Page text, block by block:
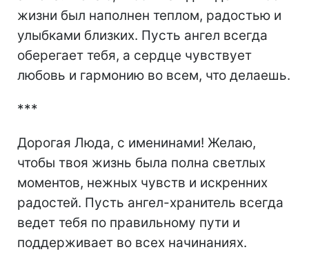
жизни был наполнен теплом, радостью и
улыбками близких. Пусть ангел всегда
оберегает тебя, а сердце чувствует
любовь и гармонию во всем, что делаешь.
***
Дорогая Люда, с именинами! Желаю,
чтобы твоя жизнь была полна светлых
моментов, нежных чувств и искренних
радостей. Пусть ангел-хранитель всегда
ведет тебя по правильному пути и
поддерживает во всех начинаниях.